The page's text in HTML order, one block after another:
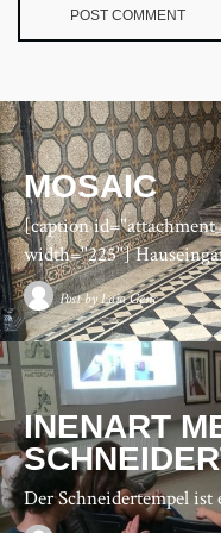
MOSAIC
[caption
width="225"]
Post byLaia Genc
INENART
Der Schneidertempel